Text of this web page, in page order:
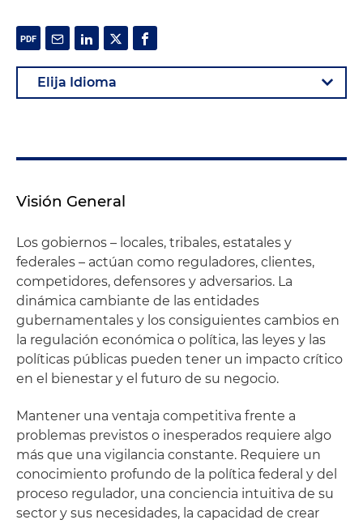
Visión General
Los gobiernos – locales, tribales, estatales y
federales – actúan como reguladores, clientes,
competidores, defensores y adversarios. La
dinámica cambiante de las entidades
gubernamentales y los consiguientes cambios en
la regulación económica o política, las leyes y las
políticas públicas pueden tener un impacto crítico
en el bienestar y el futuro de su negocio.
Mantener una ventaja competitiva frente a
problemas previstos o inesperados requiere algo
más que una vigilancia constante. Requiere un
conocimiento profundo de la política federal y del
proceso regulador, una conciencia intuitiva de su
sector y sus necesidades, la capacidad de crear